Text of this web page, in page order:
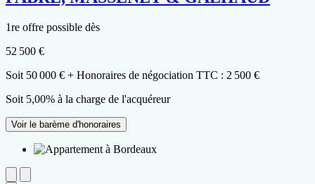
1re offre possible dès
52 500 €
Soit 50 000 € + Honoraires de négociation TTC : 2 500 €
Soit 5,00% à la charge de l'acquéreur
Voir le barème d'honoraires